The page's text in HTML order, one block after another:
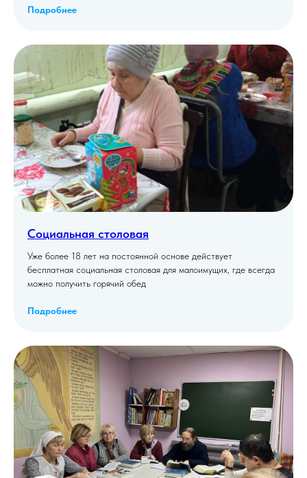
Подробнее
Социальная столовая
Уже более 18 лет на постоянной основе действует
бесплатная социальная столовая для малоимущих, где всегда
можно получить горячий обед
Подробнее